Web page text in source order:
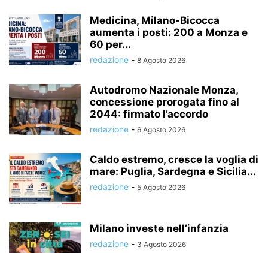
Medicina, Milano-Bicocca
aumenta i posti: 200 a Monza e
60 per...
redazione - 8 Agosto 2026
Autodromo Nazionale Monza,
concessione prorogata fino al
2044: firmato l’accordo
redazione - 6 Agosto 2026
Caldo estremo, cresce la voglia di
mare: Puglia, Sardegna e Sicilia...
redazione - 5 Agosto 2026
Milano investe nell’infanzia
redazione - 3 Agosto 2026